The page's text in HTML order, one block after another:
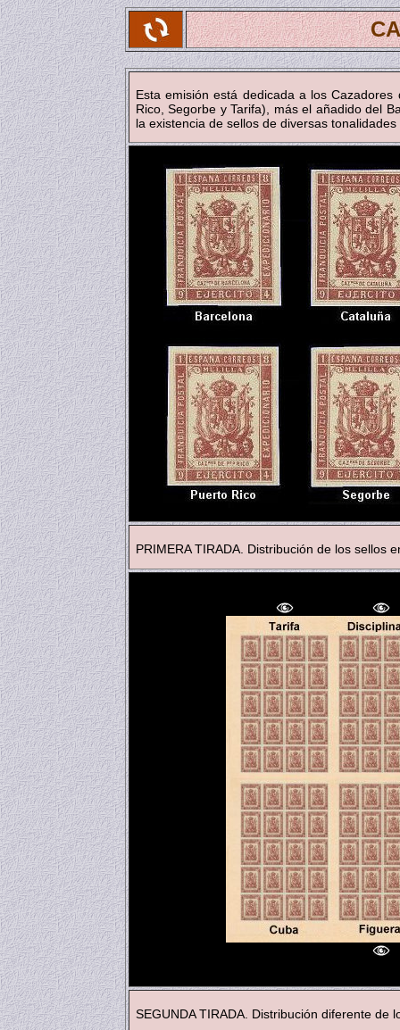
Esta emisión está dedicada a los
Rico, Segorbe y Tarifa), más el añadido del
la existencia de sellos de diversas
PRIMERA TIRADA. Distribución de los sellos
SEGUNDA TIRADA. Distribución diferente de